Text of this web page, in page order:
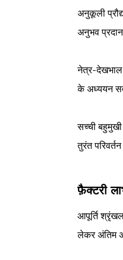
अनुकूली
अनुभव
नेत्र-देखभाल
के अध्ययन
सच्ची
तुरंत
फ़ैक्टरी
आपूर्ति
लेकर अंतिम